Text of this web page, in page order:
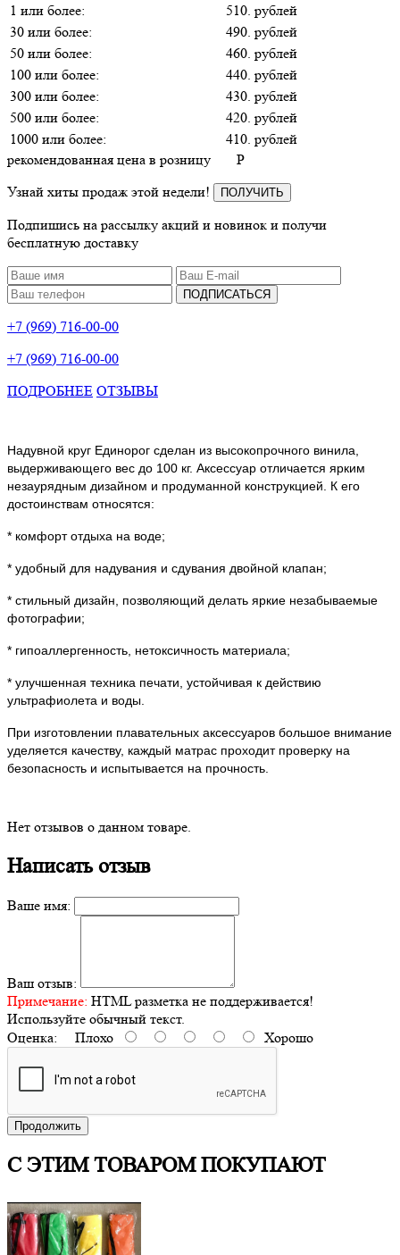
1 или более:
510. рублей
30 или более:
490. рублей
50 или более:
460. рублей
100 или более:
440. рублей
300 или более:
430. рублей
500 или более:
420. рублей
1000 или более:
410. рублей
рекомендованная цена в розницу
P
Узнай хиты продаж этой недели!
ПОЛУЧИТЬ
Подпишись на рассылку акций и новинок и получи
бесплатную доставку
ПОДПИСАТЬСЯ
+7 (969) 716-00-00
+7 (969) 716-00-00
ПОДРОБНЕЕ ОТЗЫВЫ
Надувной круг Единорог сделан из высокопрочного винила,
выдерживающего вес до 100 кг. Аксессуар отличается ярким
незаурядным дизайном и продуманной конструкцией. К его
достоинствам относятся:
* комфорт отдыха на воде;
* удобный для надувания и сдувания двойной клапан;
* стильный дизайн, позволяющий делать яркие незабываемые
фотографии;
* гипоаллергенность, нетоксичность материала;
* улучшенная техника печати, устойчивая к действию
ультрафиолета и воды.
При изготовлении плавательных аксессуаров большое внимание
уделяется качеству, каждый матрас проходит проверку на
безопасность и испытывается на прочность.
Нет отзывов о данном товаре.
Написать отзыв
Ваше имя:
Ваш отзыв:
Примечание: HTML разметка не поддерживается!
Используйте обычный текст.
Оценка: Плохо Хорошо
Продолжить
С ЭТИМ ТОВАРОМ ПОКУПАЮТ